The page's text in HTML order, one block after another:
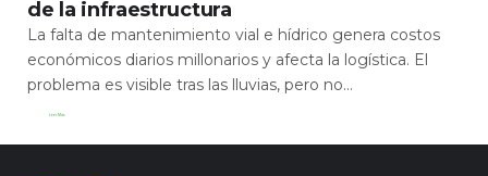
de la infraestructura
La falta de mantenimiento vial e hídrico genera costos
económicos diarios millonarios y afecta la logística. El
problema es visible tras las lluvias, pero no...
Leer Más